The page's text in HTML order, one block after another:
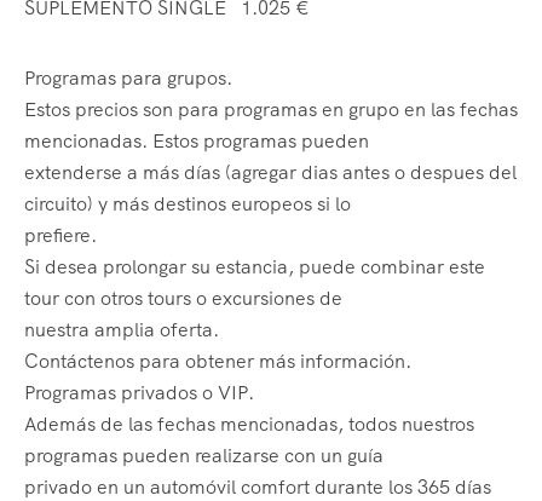
SUPLEMENTO SINGLE 1.025 €
Programas para grupos.
Estos precios son para programas en grupo en las fechas
mencionadas. Estos programas pueden
extenderse a más días (agregar dias antes o despues del
circuito) y más destinos europeos si lo
prefiere.
Si desea prolongar su estancia, puede combinar este
tour con otros tours o excursiones de
nuestra amplia oferta.
Contáctenos para obtener más información.
Programas privados o VIP.
Además de las fechas mencionadas, todos nuestros
programas pueden realizarse con un guía
privado en un automóvil comfort durante los 365 días